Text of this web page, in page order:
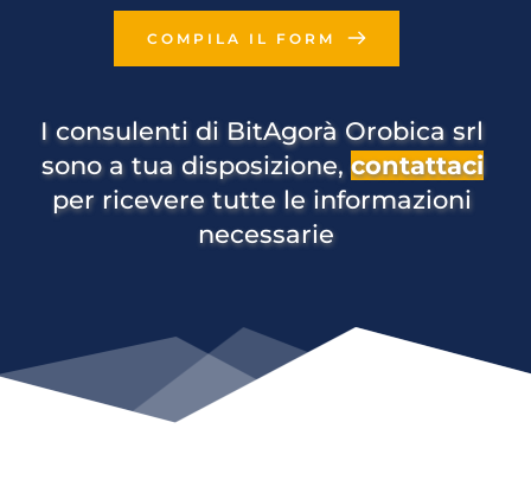
COMPILA IL FORM
I consulenti di BitAgorà Orobica srl
sono a tua disposizione, contattaci
per ricevere tutte le informazioni
necessarie